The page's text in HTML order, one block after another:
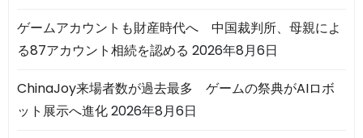
ゲームアカウントも財産時代へ 中国裁判所、母親によ
る87アカウント相続を認める 2026年8月6日
ChinaJoy来場者数が過去最多 ゲームの祭典がAIロボ
ット展示へ進化2026年8月6日